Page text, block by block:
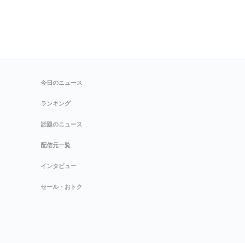
今日のニュース
ランキング
話題のニュース
配信元一覧
インタビュー
セール・おトク